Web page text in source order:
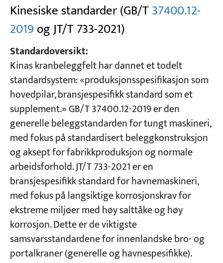
Kinesiske standarder (GB/T37400.12-
2019og JT/T 733-2021)
Standardoversikt:
Kinas kranbeleggfelt har dannet et todelt
standardsystem: «produksjonsspesifikasjon som
hovedpilar, bransjespesifikk standard som et
supplement.» GB/T 37400.12-2019 er den
generelle beleggstandarden for tungt maskineri,
med fokus på standardisert beleggkonstruksjon
og aksept for fabrikkproduksjon og normale
arbeidsforhold. JT/T 733-2021 er en
bransjespesifikk standard for havnemaskineri,
med fokus på langsiktige korrosjonskrav for
ekstreme miljøer med høy salttåke og høy
korrosjon. Dette er de viktigste
samsvarsstandardene for innenlandske bro- og
portalkraner (generelle og havnespesifikke).